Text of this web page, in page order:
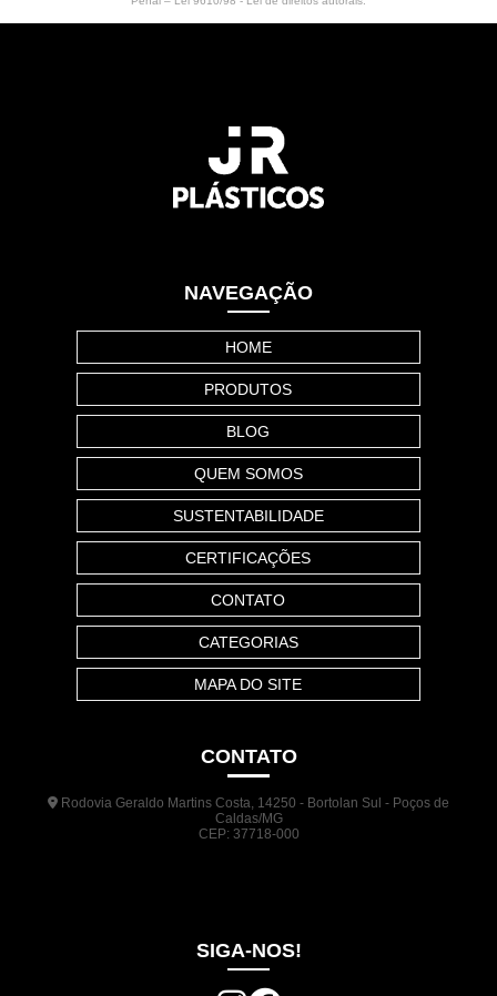
NAVEGAÇÃO
HOME
PRODUTOS
BLOG
QUEM SOMOS
SUSTENTABILIDADE
CERTIFICAÇÕES
CONTATO
CATEGORIAS
MAPA DO SITE
CONTATO
Rodovia Geraldo Martins Costa, 14250 - Bortolan Sul - Poços de
Caldas/MG
CEP: 37718-000
SIGA-NOS!